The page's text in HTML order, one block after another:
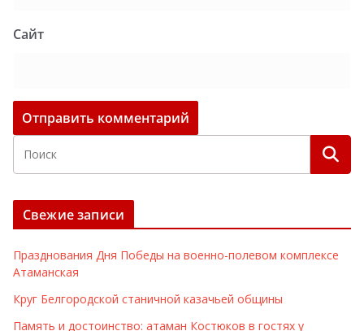
Сайт
Свежие записи
Празднования Дня Победы на военно-полевом комплексе
Атаманская
Круг Белгородской станичной казачьей общины
Память и достоинство: атаман Костюков в гостях у